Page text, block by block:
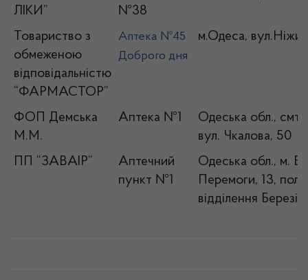
ЛІКИ”
№38
Товариство з
обмеженою
відповідальністю
“ФАРМАСТОР”
Аптека №45
Доброго дня
м.Одеса,
ФОП Демська
М.М.
Аптека №1
Одеська обл.,
вул. Чкалова, 50
ПП “ЗАВАІР”
Аптечний
пункт №1
Одеська обл., м.
Перемоги, 13,
відділення